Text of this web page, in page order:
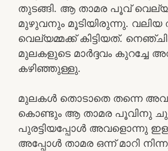
തുടങ്ങി. ആ താമര പൂവ്
മുഴുവനും മൂടിയിരുന്നു. വലിയ
വെല്യമ്മക്ക് കിട്ടിയത്.
മുലകളുടെ മാർദ്ദവം കുറച്ചേ
കഴിഞ്ഞുള്ളു.
മുലകൾ തൊടാതെ തന്നെ
കൊണ്ടും ആ താമര പൂവിനു
പുരട്ടിയപ്പോൾ അവളൊന്നു
അപ്പോൾ താമര ഒന്ന് മാറി